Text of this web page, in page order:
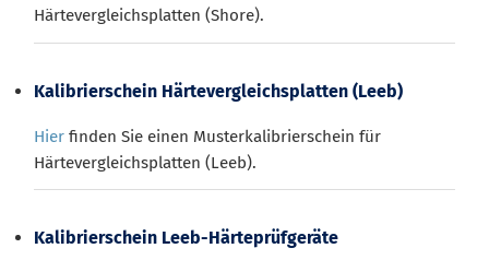
Härtevergleichsplatten (Shore).
Kalibrierschein Härtevergleichsplatten (Leeb)
Hier finden Sie einen Musterkalibrierschein für
Härtevergleichsplatten (Leeb).
Kalibrierschein Leeb-Härteprüfgeräte